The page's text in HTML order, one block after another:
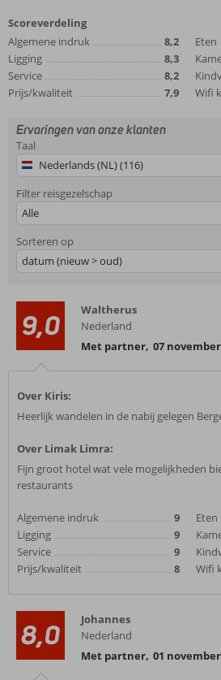
Scoreverdeling
Algemene indruk
8,2
Ligging
8,3
Service
8,2
Prijs/kwaliteit
7,9
Eten
Wifi
Ervaringen van onze klanten
Taal
Nederlands (NL) (116)
Filter reisgezelschap
Alle
Sorteren op
datum (nieuw > oud)
9,0
Waltherus
Nederland
Met partner, 07 november
Over Kiris:
Heerlijk wandelen in de nabij gelegen
Over Limak Limra:
Fijn groot hotel wat vele mogelijkheden
restaurants
Algemene indruk
9
Ligging
9
Service
9
Prijs/kwaliteit
8
Eten
Wifi
8,0
Johannes
Nederland
Met partner, 01 november